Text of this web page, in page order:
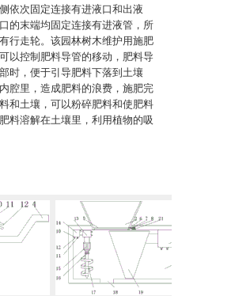
依次固定连接有进液口和出液
的末端均固定连接有进液管，所
行走轮。该园林树木维护用施肥
以控制肥料导管的移动，肥料导
时，便于引导肥料下落到土壤
腔里，造成肥料的浪费，施肥完
和土壤，可以粉碎肥料和使肥料
料溶解在土壤里，利用植物的吸